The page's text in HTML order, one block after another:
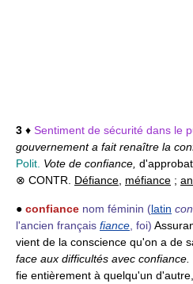
3 ♦ Sentiment de sécurité dans le
gouvernement a fait renaître la
Polit. Vote de confiance,
⊗ CONTR. Défiance méfiance ;
● confiance nom féminin (latin
l'ancien français fiance , foi)
vient de la conscience qu'on a de
face aux difficultés avec confiance.
fie entièrement à quelqu'un